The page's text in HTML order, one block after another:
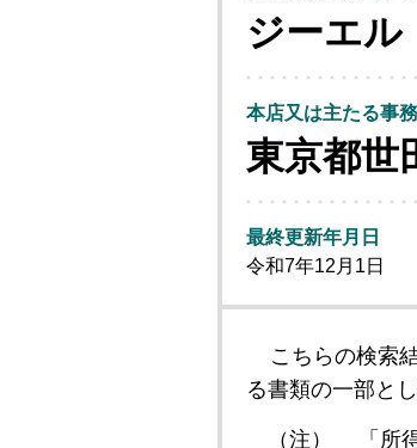
ジーエル
本店又は主たる事
東京都世
最終更新年月日
令和7年12月1日
こちらの検索
る書類の一部と
（注）
「